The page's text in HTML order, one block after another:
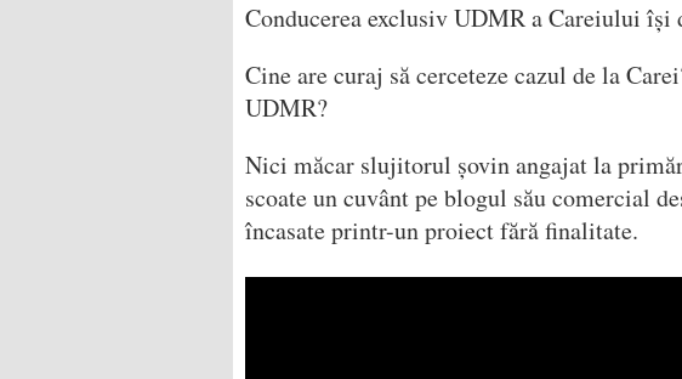
Conducerea exclusiv UDMR a Careiului își
Cine are curaj să cerceteze cazul de la
UDMR?
Nici măcar slujitorul șovin angajat la
scoate un cuvânt pe blogul său comercial
încasate printr-un proiect fără finalitate.